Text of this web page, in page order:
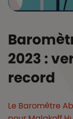
2023 :
record
Le Baromètre